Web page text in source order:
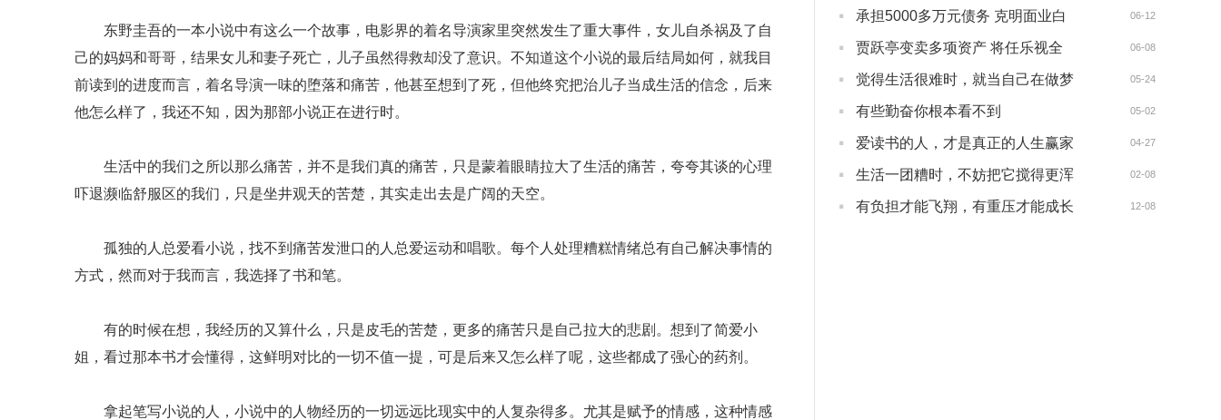
东野圭吾的一本小说中有这么一个故事，电影界的着名导演家里突然发生了重大事件，女儿自杀祸及了自
己的妈妈和哥哥，结果女儿和妻子死亡，儿子虽然得救却没了意识。不知道这个小说的最后结局如何，就我目
前读到的进度而言，着名导演一味的堕落和痛苦，他甚至想到了死，但他终究把治儿子当成生活的信念，后来
他怎么样了，我还不知，因为那部小说正在进行时。
生活中的我们之所以那么痛苦，并不是我们真的痛苦，只是蒙着眼睛拉大了生活的痛苦，夸夸其谈的心理
吓退濒临舒服区的我们，只是坐井观天的苦楚，其实走出去是广阔的天空。
孤独的人总爱看小说，找不到痛苦发泄口的人总爱运动和唱歌。每个人处理糟糕情绪总有自己解决事情的
方式，然而对于我而言，我选择了书和笔。
有的时候在想，我经历的又算什么，只是皮毛的苦楚，更多的痛苦只是自己拉大的悲剧。想到了简爱小
姐，看过那本书才会懂得，这鲜明对比的一切不值一提，可是后来又怎么样了呢，这些都成了强心的药剂。
拿起笔写小说的人，小说中的人物经历的一切远远比现实中的人复杂得多。尤其是赋予的情感，这种情感
· 承担5000多万元债务 克明面业白 06-12
· 贾跃亭变卖多项资产 将任乐视全 06-08
· 觉得生活很难时，就当自己在做梦 05-24
· 有些勤奋你根本看不到 05-02
· 爱读书的人，才是真正的人生赢家 04-27
· 生活一团糟时，不妨把它搅得更浑 02-08
· 有负担才能飞翔，有重压才能成长 12-08